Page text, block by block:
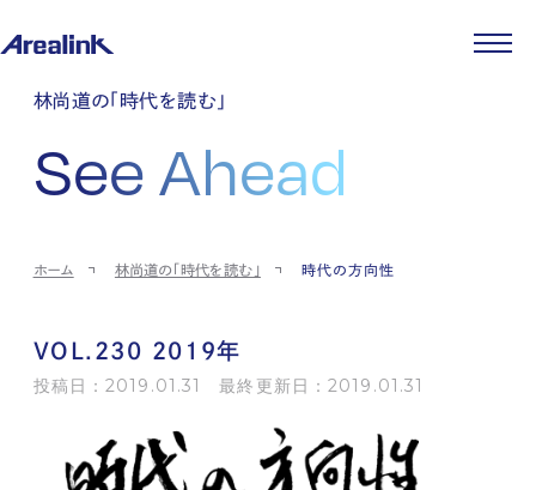
企業情報
企業理念
会社概要
コーポレートガバナンス
ストレージ事業
パートナー制度
土地権利整備事業
IR情報
IRカレンダー
IRポリシー
ストレージ室数実績
個人投資家の皆様へ
よくある質問・用語集
ニュース
商品情報
先輩社員インタビュー
中途採用
林尚道の「時代を読む」
See Ahead
ホーム 林尚道の「時代を読む」 時代の方向性
VOL.230 2019年
投稿日：2019.01.31 最終更新日：2019.01.31